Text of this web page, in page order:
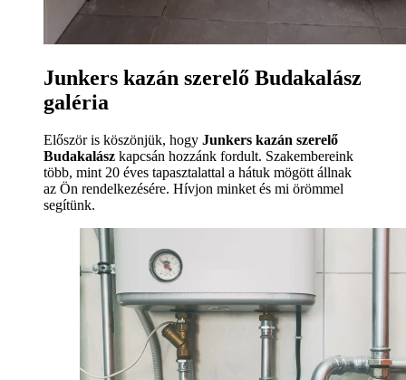
Junkers kazán szerelő Budakalász
galéria
Először is köszönjük, hogy Junkers kazán szerelő
Budakalász kapcsán hozzánk fordult. Szakembereink
több, mint 20 éves tapasztalattal a hátuk mögött állnak
az Ön rendelkezésére. Hívjon minket és mi örömmel
segítünk.